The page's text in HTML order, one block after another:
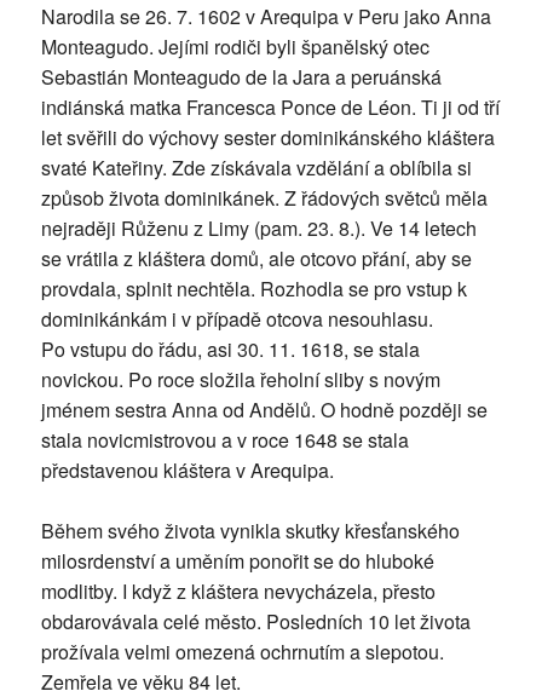
Narodila se 26. 7. 1602 v Arequipa v Peru jako Anna
Monteagudo. Jejími rodiči byli španělský otec
Sebastián Monteagudo de la Jara a peruánská
indiánská matka Francesca Ponce de Léon. Ti ji od tří
let svěřili do výchovy sester dominikánského kláštera
svaté Kateřiny. Zde získávala vzdělání a oblíbila si
způsob života dominikánek. Z řádových světců měla
nejraději Růženu z Limy (pam. 23. 8.). Ve 14 letech
se vrátila z kláštera domů, ale otcovo přání, aby se
provdala, splnit nechtěla. Rozhodla se pro vstup k
dominikánkám i v případě otcova nesouhlasu.
Po vstupu do řádu, asi 30. 11. 1618, se stala
novickou. Po roce složila řeholní sliby s novým
jménem sestra Anna od Andělů. O hodně později se
stala novicmistrovou a v roce 1648 se stala
představenou kláštera v Arequipa.
Během svého života vynikla skutky křesťanského
milosrdenství a uměním ponořit se do hluboké
modlitby. I když z kláštera nevycházela, přesto
obdarovávala celé město. Posledních 10 let života
prožívala velmi omezená ochrnutím a slepotou.
Zemřela ve věku 84 let.